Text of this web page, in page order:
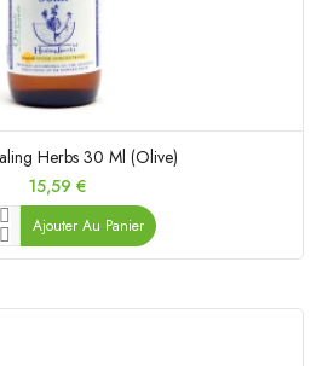
Herbs 30 Ml (Olive)
Prix
15,59 €
Ajouter Au Panier